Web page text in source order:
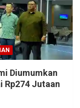
Diumumkan
Rp274 Jutaan